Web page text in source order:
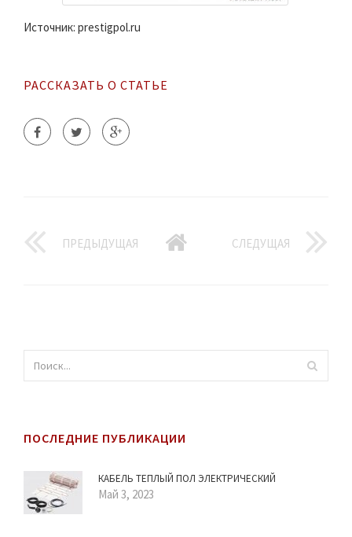
Источник: prestigpol.ru
РАССКАЗАТЬ О СТАТЬЕ
ПРЕДЫДУЩАЯ СЛЕДУЩАЯ
ПОСЛЕДНИЕ ПУБЛИКАЦИИ
КАБЕЛЬ ТЕПЛЫЙ ПОЛ ЭЛЕКТРИЧЕСКИЙ
Май 3, 2023